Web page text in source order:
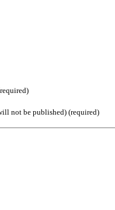
not be published) (required)